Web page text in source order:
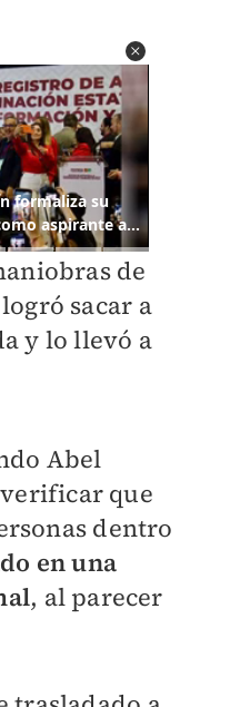
de
sacar a
y lo llevó a
Abel
que
dentro
en una
, al parecer